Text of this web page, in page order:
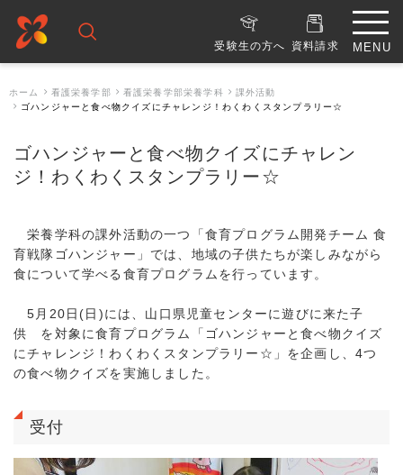
受験生の方へ 資料請求
ホーム 看護栄養学部 看護栄養学部栄養学科
課外活動
ゴハンジャーと食べ物クイズにチャレンジ！わくわくスタンプラリー☆
ゴハンジャーと食べ物クイズにチャレン
ジ！わくわくスタンプラリー☆
栄養学科の課外活動の一つ「食育プログラム開発チーム 食
育戦隊ゴハンジャー」では、地域の子供たちが楽しみながら
食について学べる食育プログラムを行っています。
5月20日(日)には、山口県児童センターに遊びに来た子
供 を対象に食育プログラム「ゴハンジャーと食べ物クイズ
にチャレンジ！わくわくスタンプラリー☆」を企画し、4つ
の食べ物クイズを実施しました。
受付